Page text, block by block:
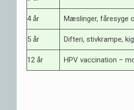
4 år Mæslinger, fåresyge
5 år Difteri, stivkrampe,
12 år HPV vaccination –